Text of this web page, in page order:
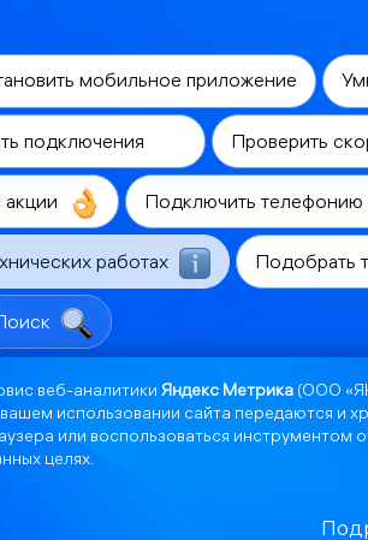
мобильное приложение
подключения Проверить
Подключить телефонию
работах Подобрать
веб-аналитики Яндекс Метрика (ООО
использовании сайта передаются и
или воспользоваться инструментом
целях.